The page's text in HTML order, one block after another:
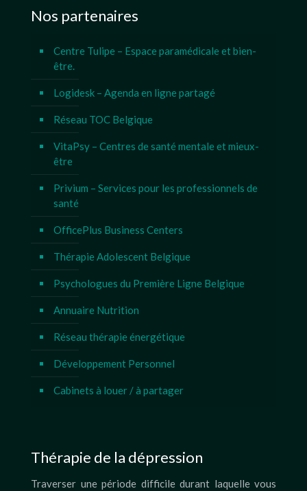
Nos partenaires
Centre Tulipe – Espace paramédicale et bien-
être.
Logidesk – Agenda en ligne partagé
Réseau TOC Belgique
VitaPsy – Centres de santé mentale et mieux-
être
Privium – Services pour les professionnels de
santé
OfficePlus Business Centers
Thérapie Adolescent Belgique
Psychologues du Première Ligne Belgique
Annuaire Nutrition
Réseau thérapie énergétique
Développement Personnel
Cabinets à louer / à partager
Thérapie de la dépression
Traverser une période difficile durant laquelle vous